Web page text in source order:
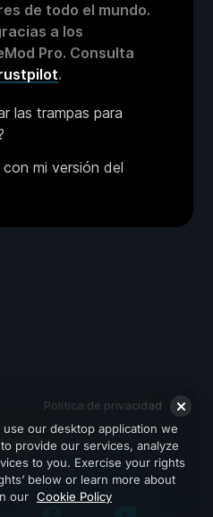
de todo el mundo.
a los
Pro. Consulta
.
las trampas para
mi versión del
Politica de privacidad
our desktop application we
provide our services, analyze
to you. Exercise your rights
below or learn more about
our Cookie Policy